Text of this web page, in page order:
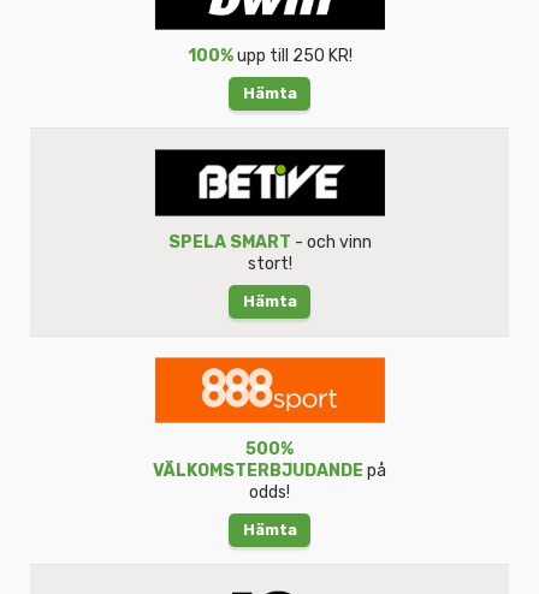
100%upp till 250 KR!
Hämta
SPELA SMART - och vinn
stort!
Hämta
500%
VÄLKOMSTERBJUDANDE på
odds!
Hämta